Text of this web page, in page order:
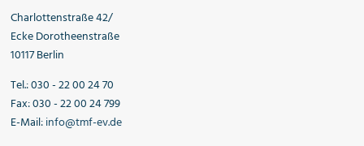
Charlottenstraße 42/
Ecke Dorotheenstraße
10117 Berlin
Tel.: 030 - 22 00 24 70
Fax: 030 - 22 00 24 799
E-Mail:info@tmf-ev.de